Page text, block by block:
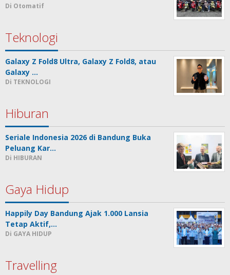
Di Otomatif
Teknologi
Galaxy Z Fold8 Ultra, Galaxy Z Fold8, atau
Galaxy …
Di TEKNOLOGI
Hiburan
Seriale Indonesia 2026 di Bandung Buka
Peluang Kar…
Di HIBURAN
Gaya Hidup
Happily Day Bandung Ajak 1.000 Lansia
Tetap Aktif,…
Di GAYA HIDUP
Travelling